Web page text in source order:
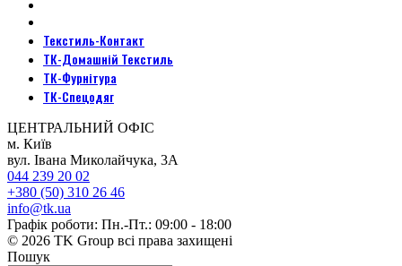
Текстиль-Контакт
ТК-Домашній Текстиль
ТК-Фурнітура
ТК-Спецодяг
ЦЕНТРАЛЬНИЙ ОФІС
м. Київ
вул. Івана Миколайчука, 3А
044 239 20 02
+380 (50) 310 26 46
info@tk.ua
Графік роботи: Пн.-Пт.: 09:00 - 18:00
© 2026 TK Group всі права захищені
Пошук